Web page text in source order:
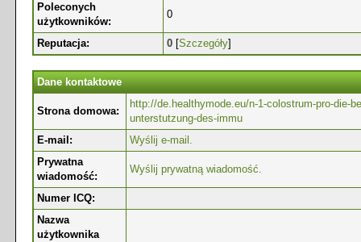
Poleconych
użytkowników:
0
Reputacja: 0 [Szczegóły]
Dane kontaktowe
Strona domowa:
http://de.healthymode.eu/n-1-colostrum-pro-die-
unterstutzung-des-immu
E-mail:
Wyślij e-mail.
Prywatna
wiadomość:
Wyślij prywatną wiadomość.
Numer ICQ:
Nazwa
użytkownika